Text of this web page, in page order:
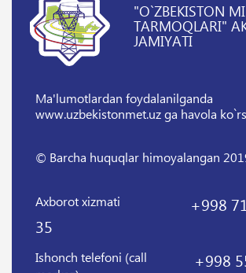
"O`ZBEKISTON
TARMOQLARI"
JAMIYATI
Ma'lumotlardan foydalanilganda
www.uzbekistonmet.uz ga havola
© Barcha huquqlar himoyalangan
Axborot xizmati
+998
35
Ishonch telefoni (call
+998